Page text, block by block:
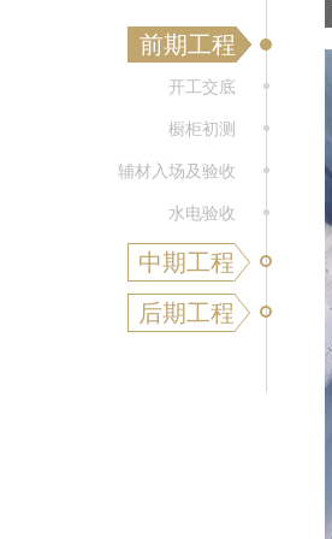
前期工程
开工交底
橱柜初测
辅材入场及验收
水电验收
中期工程
后期工程